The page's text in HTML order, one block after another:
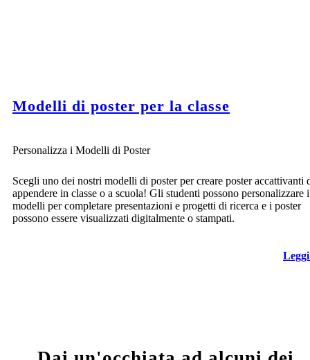
Modelli di poster per la classe
Personalizza i Modelli di Poster
Scegli uno dei nostri modelli di poster per creare poster accattivanti
appendere in classe o a scuola! Gli studenti possono personalizzare i
modelli per completare presentazioni e progetti di ricerca e i poster
possono essere visualizzati digitalmente o stampati.